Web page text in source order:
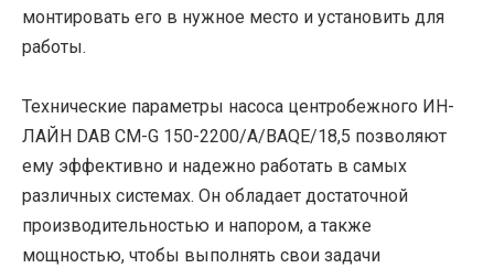
монтировать его в нужное место и установить для
работы.
Технические параметры насоса центробежного ИН-
ЛАЙН DAB CM-G 150-2200/A/BAQE/18,5 позволяют
ему эффективно и надежно работать в самых
различных системах. Он обладает достаточной
производительностью и напором, а также
мощностью, чтобы выполнять свои задачи